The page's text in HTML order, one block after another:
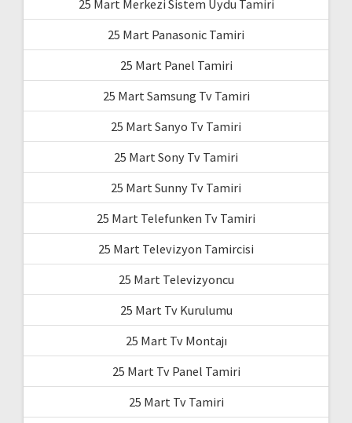
25 Mart Merkezi Sistem Uydu Tamiri
25 Mart Panasonic Tamiri
25 Mart Panel Tamiri
25 Mart Samsung Tv Tamiri
25 Mart Sanyo Tv Tamiri
25 Mart Sony Tv Tamiri
25 Mart Sunny Tv Tamiri
25 Mart Telefunken Tv Tamiri
25 Mart Televizyon Tamircisi
25 Mart Televizyoncu
25 Mart Tv Kurulumu
25 Mart Tv Montajı
25 Mart Tv Panel Tamiri
25 Mart Tv Tamiri